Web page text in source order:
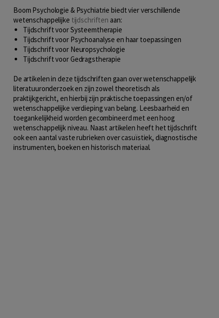
Boom Psychologie & Psychiatrie biedt vier verschillende
wetenschappelijke tijdschriften aan:
Tijdschrift voorSysteemtherapie
Tijdschrift voor Psychoanalyse en haar toepassingen
Tijdschrift voor Neuropsychologie
Tijdschrift voorGedragstherapie
De artikelen in deze tijdschriften gaan over wetenschappelijk
literatuuronderzoek en zijn zowel theoretisch als
praktijkgericht, en hierbij zijn praktische toepassingen en/of
wetenschappelijke verdieping van belang. Leesbaarheid en
toegankelijkheid worden gecombineerd met een hoog
wetenschappelijk niveau. Naast artikelen heeft het tijdschrift
ook een aantal vaste rubrieken over casuïstiek, diagnostische
instrumenten, boeken en historisch materiaal.